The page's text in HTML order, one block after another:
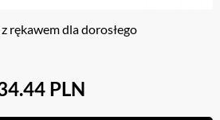
rękawem dla dorosłego
PLN